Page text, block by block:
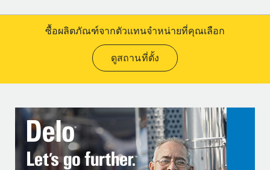
ซื้อผลิตภัณฑ์จากตัวแทนจำหน่ายที่คุณเลือก
ดูสถานที่ตั้ง